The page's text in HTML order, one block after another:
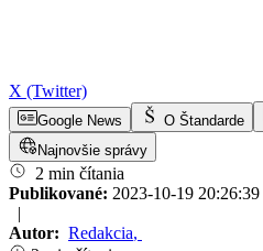
X (Twitter)
Google News O Štandarde
Najnovšie správy
2 min čítania
Publikované: 2023-10-19 20:26:39
|
Autor: Redakcia,